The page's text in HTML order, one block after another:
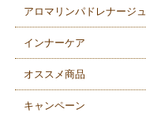
アロマリンパドレナージュ
インナーケア
オススメ商品
キャンペーン